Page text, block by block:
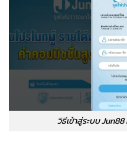
วิธีเข้าสู่ระบบ